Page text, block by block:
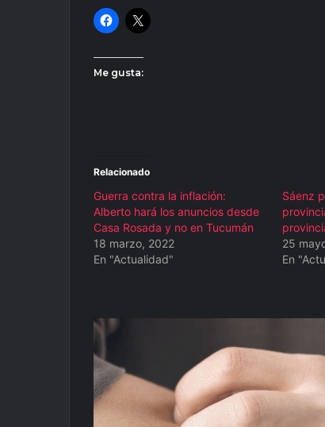
Me gusta:
Relacionado
Guerra contra la inflación:
Alberto hará los anuncios desde
Casa Rosada y no en Tucumán
18 marzo, 2022
En "Actualidad"
Sáenz
25
En